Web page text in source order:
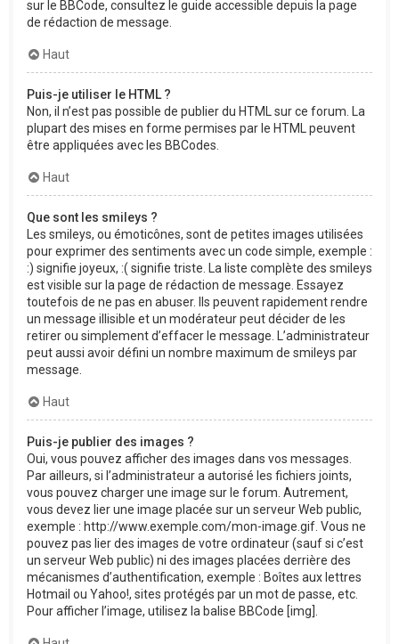
sur le BBCode, consultez le guide accessible depuis la page
de rédaction de message.
Haut
Puis-je utiliser le HTML ?
Non, il n’est pas possible de publier du HTML sur ce forum. La
plupart des mises en forme permises par le HTML peuvent
être appliquées avec les BBCodes.
Haut
Que sont les smileys ?
Les smileys, ou émoticônes, sont de petites images utilisées
pour exprimer des sentiments avec un code simple, exemple :
:) signifie joyeux, :( signifie triste. La liste complète des smileys
est visible sur la page de rédaction de message. Essayez
toutefois de ne pas en abuser. Ils peuvent rapidement rendre
un message illisible et un modérateur peut décider de les
retirer ou simplement d’effacer le message. L’administrateur
peut aussi avoir défini un nombre maximum de smileys par
message.
Haut
Puis-je publier des images ?
Oui, vous pouvez afficher des images dans vos messages.
Par ailleurs, si l’administrateur a autorisé les fichiers joints,
vous pouvez charger une image sur le forum. Autrement,
vous devez lier une image placée sur un serveur Web public,
exemple : http://www.exemple.com/mon-image.gif. Vous ne
pouvez pas lier des images de votre ordinateur (sauf si c’est
un serveur Web public) ni des images placées derrière des
mécanismes d’authentification, exemple : Boîtes aux lettres
Hotmail ou Yahoo!, sites protégés par un mot de passe, etc.
Pour afficher l’image, utilisez la balise BBCode [img].